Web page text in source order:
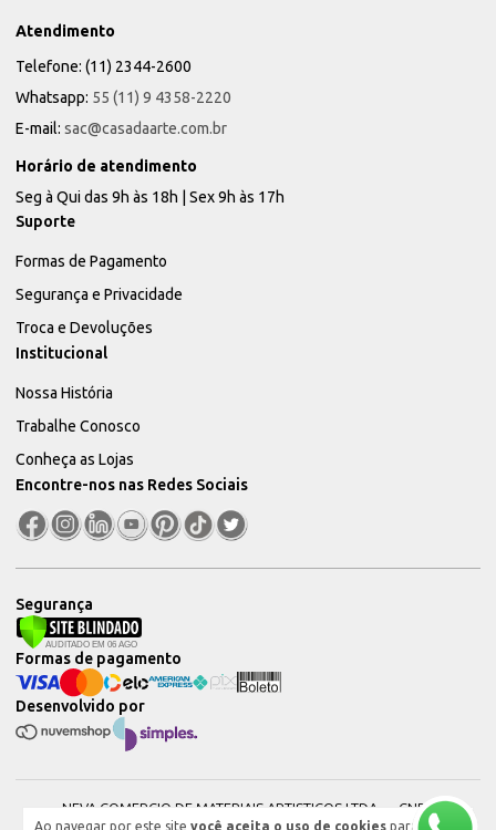
Ao navegar por este site você aceita o uso de cookies para
Atendimento
Telefone: (11) 2344-2600
Whatsapp: 55 (11) 9 4358-2220
E-mail: sac@casadaarte.com.br
Horário de atendimento
Seg à Qui das 9h às 18h | Sex 9h às 17h
Suporte
Formas de Pagamento
Segurança e Privacidade
Troca e Devoluções
Institucional
Nossa História
Trabalhe Conosco
Conheça as Lojas
Encontre-nos nas Redes Sociais
Segurança
Desenvolvido por
Formas de pagamento
NEVA COMERCIO DE MATERIAIS ARTISTICOS LTDA — CNPJ: